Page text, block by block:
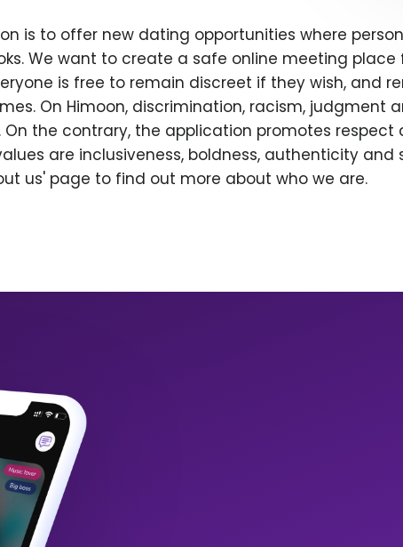
is to offer new dating opportunities where
We want to create a safe online meeting place
is free to remain discreet if they wish, and
On Himoon, discrimination, racism, judgment
On the contrary, the application promotes respect
are inclusiveness, boldness, authenticity and
us' page to find out more about who we are.